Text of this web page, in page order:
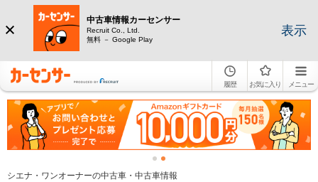
中古車情報カーセンサー
Recruit Co., Ltd.
無料 － Google Play
表示
履歴 お気に入り メニュー
シエナ・ワンオーナーの中古車・中古車情報